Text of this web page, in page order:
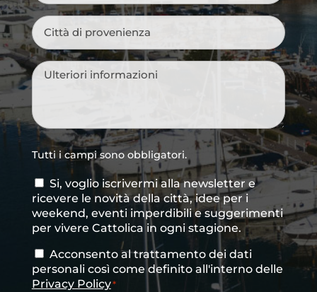
Città
di
provenienza*
Messaggio
Tutti i campi sono obbligatori.
Consenso
newsletter
Si, voglio iscrivermi alla newsletter e
ricevere le novità della città, idee per i
weekend, eventi imperdibili e suggerimenti
per vivere Cattolica in ogni stagione.
Consenso*
Acconsento al trattamento dei dati
personali così come definito all'interno delle
Privacy Policy*